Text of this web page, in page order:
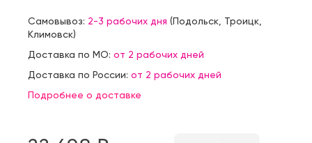
Самовывоз: 2-3 рабочих дня (Подольск Троицк
Климовск)
Доставка по МО: от 2 рабочих дней
Доставка по России: от 2 рабочих дней
Подробнее о доставке